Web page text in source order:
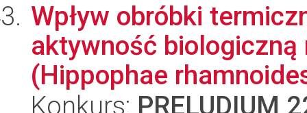
Wpływ obróbki
aktywność
(Hippophae
Konkurs: PRELUDIUM